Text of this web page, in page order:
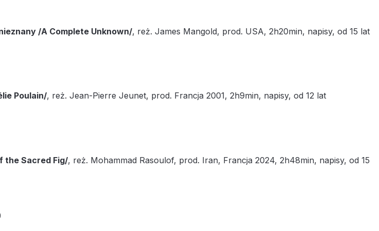
/A Complete Unknown/, reż. James Mangold, prod. USA, 2h20min, napisy, od 15 lat
Poulain/, reż. Jean-Pierre Jeunet, prod. Francja 2001, 2h9min, napisy, od 12 lat
the Sacred Fig/, reż. Mohammad Rasoulof, prod. Iran, Francja 2024, 2h48min, napisy, od 15